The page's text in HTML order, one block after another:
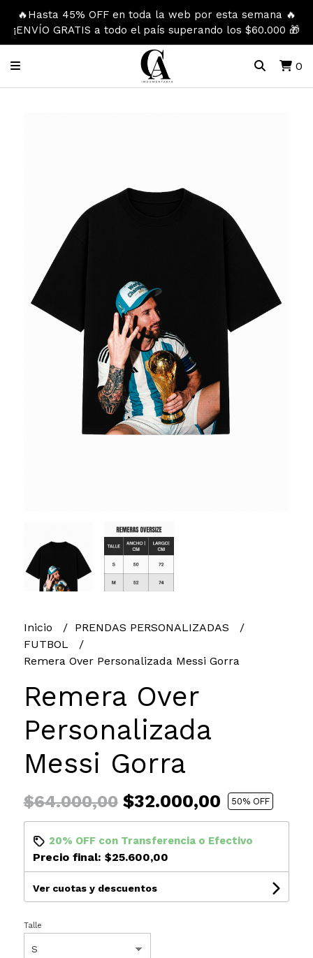
🔥Hasta 45% OFF en toda la web por esta semana 🔥
¡ENVÍO GRATIS a todo el país superando los $60.000 🎁
0
Inicio
PRENDAS PERSONALIZADAS
FUTBOL
Remera Over Personalizada Messi Gorra
Remera Over
Personalizada
Messi Gorra
$64.000,00$32.000,00 50% OFF
20% OFFcon Transferenciao Efectivo
Precio final: $25.600,00
Ver cuotas y descuentos
Talle